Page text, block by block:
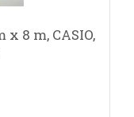
8 m, CASIO,